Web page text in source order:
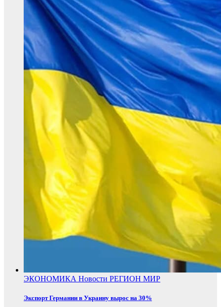
ЭКОНОМИКА Новости РЕГИОН МИР
Экспорт Германии в Украину вырос на 30%